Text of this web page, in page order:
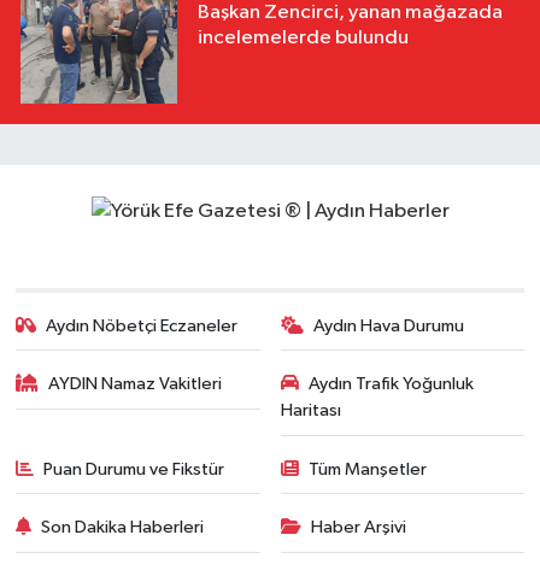
Başkan Zencirci, yanan mağazada
incelemelerde bulundu
Aydın Nöbetçi Eczaneler Aydın Hava Durumu
AYDIN Namaz Vakitleri
Aydın Trafik Yoğunluk
Haritası
Puan Durumu ve Fikstür Tüm Manşetler
Son Dakika Haberleri Haber Arşivi